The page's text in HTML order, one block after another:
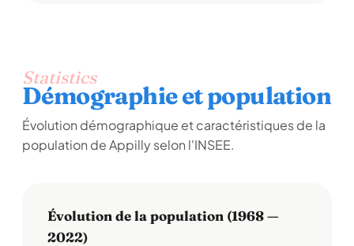
Statistics
Démographie et population
Évolution démographique et caractéristiques de la
population de Appilly selon l'INSEE.
Évolution de la population (1968 —
2022)